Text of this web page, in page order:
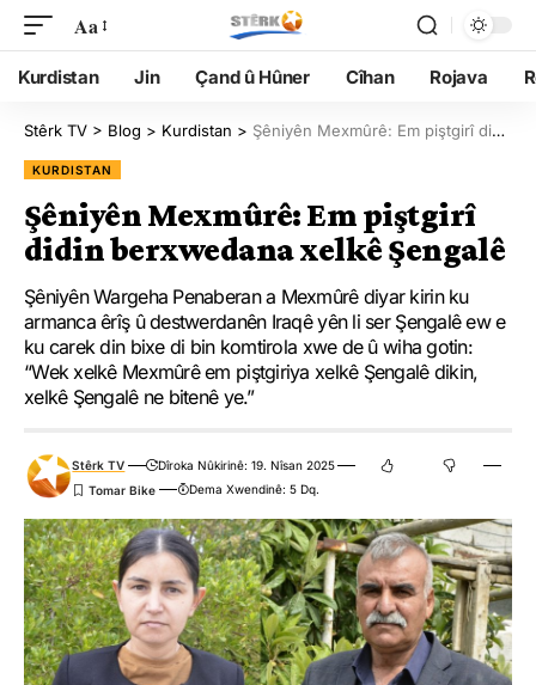
Aa
Kurdistan Jin Çand û Hûner Cîhan Rojava
Stêrk TV > Blog > Kurdistan > Şêniyên Mexmûrê: Em piştgirî didin berxwedana xelkê Şengalê
KURDISTAN
Şêniyên Mexmûrê: Em piştgirî
didin berxwedana xelkê Şengalê
Şêniyên Wargeha Penaberan a Mexmûrê diyar kirin ku
armanca êrîş û destwerdanên Iraqê yên li ser Şengalê ew e
ku carek din bixe di bin komtirola xwe de û wiha gotin:
“Wek xelkê Mexmûrê em piştgiriya xelkê Şengalê dikin,
xelkê Şengalê ne bitenê ye.”
Stêrk TV
Dîroka Nûkirinê: 19. Nîsan 2025
Dema Xwendinê: 5 Dq.